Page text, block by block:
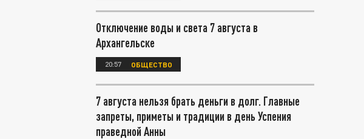
Отключение воды и света 7 августа в
Архангельске
20:57 ОБЩЕСТВО
7 августа нельзя брать деньги в долг. Главные
запреты, приметы и традиции в день Успения
праведной Анны